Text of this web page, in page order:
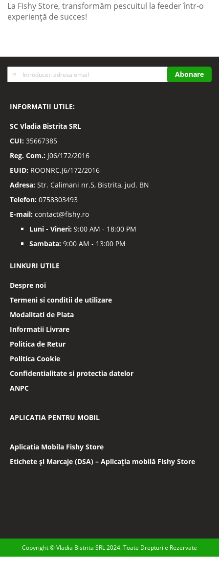
La Fishy Store, transformăm pescuitul la feeder într-o
experiență de succes!
Inscrieti-
va
noastre
Abonare
INFORMATII UTILE:
SC Vladia Bistrita SRL
CUI: 35667385
Reg. Com.: J06/172/2016
EUID: ROONRC.J6/172/2016
Adresa: Str. Calimani nr.5, Bistrita, jud. BN
Telefon: 0758303493
E-mail: contact@fishy.ro
Luni - Vineri: 9:00 AM - 18:00 PM
Sambata: 9:00 AM - 13:00 PM
LINKURI UTILE
Despre noi
Termeni si conditii de utilizare
Modalitati de Plata
Informatii Livrare
Politica de Retur
Politica Cookie
Confidentialitate si protectia datelor
ANPC
APLICATIA PENTRU MOBIL
Aplicatia Mobila Fishy Store
Etichete și Marcaje (DSA) – Aplicația mobilă Fishy Store
Copyright © Vladia Bistrita SRL 2024. Toate Drepturile Rezervate